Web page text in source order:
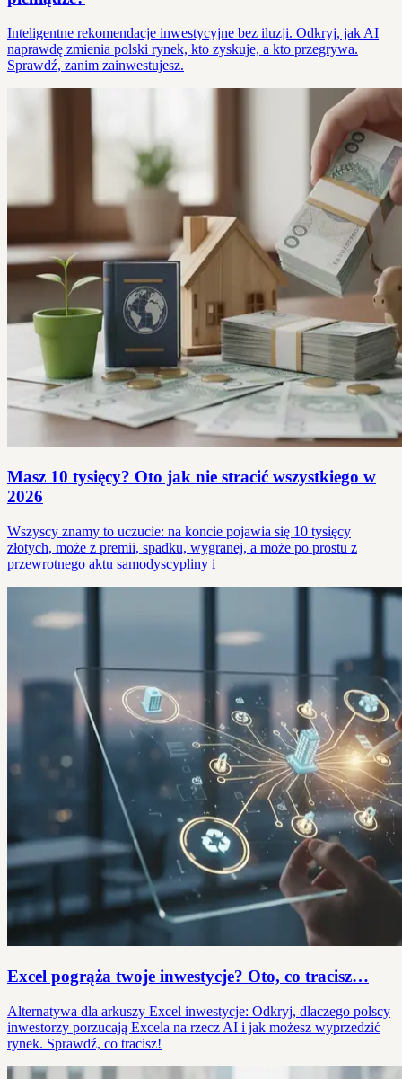
Inteligentne rekomendacje inwestycyjne bez iluzji. Odkryj, jak AI
naprawdę zmienia polski rynek, kto zyskuje, a kto przegrywa.
Sprawdź, zanim zainwestujesz.
Masz 10 tysięcy? Oto jak nie stracić wszystkiego w
2026
Wszyscy znamy to uczucie: na koncie pojawia się 10 tysięcy
złotych, może z premii, spadku, wygranej, a może po prostu z
przewrotnego aktu samodyscypliny i
Excel pogrąża twoje inwestycje? Oto, co tracisz…
Alternatywa dla arkuszy Excel inwestycje: Odkryj, dlaczego polscy
inwestorzy porzucają Excela na rzecz AI i jak możesz wyprzedzić
rynek. Sprawdź, co tracisz!